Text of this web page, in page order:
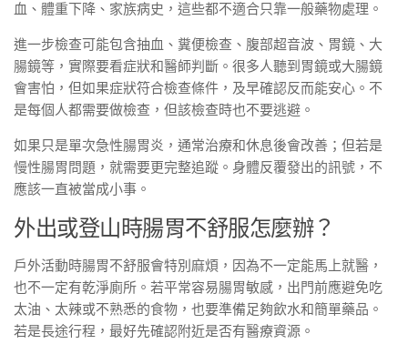
血、體重下降、家族病史，這些都不適合只靠一般藥物處理。
進一步檢查可能包含抽血、糞便檢查、腹部超音波、胃鏡、大
腸鏡等，實際要看症狀和醫師判斷。很多人聽到胃鏡或大腸鏡
會害怕，但如果症狀符合檢查條件，及早確認反而能安心。不
是每個人都需要做檢查，但該檢查時也不要逃避。
如果只是單次急性腸胃炎，通常治療和休息後會改善；但若是
慢性腸胃問題，就需要更完整追蹤。身體反覆發出的訊號，不
應該一直被當成小事。
外出或登山時腸胃不舒服怎麼辦？
戶外活動時腸胃不舒服會特別麻煩，因為不一定能馬上就醫，
也不一定有乾淨廁所。若平常容易腸胃敏感，出門前應避免吃
太油、太辣或不熟悉的食物，也要準備足夠飲水和簡單藥品。
若是長途行程，最好先確認附近是否有醫療資源。